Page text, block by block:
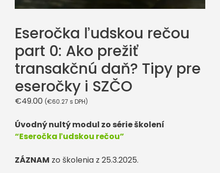
Eseročka ľudskou rečou
part 0: Ako prežiť
transakčnú daň? Tipy pre
eseročky i SZČO
€49.00 (€60.27 s DPH)
Úvodný nultý modul zo série školení
“Eseročka ľudskou rečou”
ZÁZNAM zo školenia z 25.3.2025.